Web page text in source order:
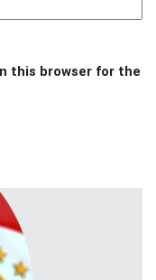
this browser for the